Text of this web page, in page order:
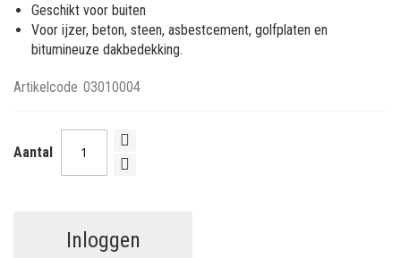
Geschikt voor buiten
Voor ijzer, beton, steen, asbestcement, golfplaten en
bitumineuze dakbedekking.
Artikelcode 03010004
Aantal
Inloggen